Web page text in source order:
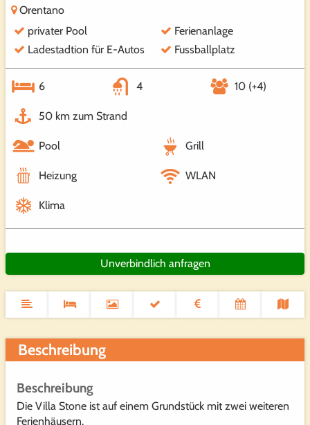
Orentano
privater Pool
Ferienanlage
Ladestadtion für E-Autos
Fussballplatz
6 4 10 (+4)
50 km zum Strand
Pool Grill
Heizung WLAN
Klima
Unverbindlich anfragen
Beschreibung
Beschreibung
Die Villa Stone ist auf einem Grundstück mit zwei weiteren
Ferienhäusern.